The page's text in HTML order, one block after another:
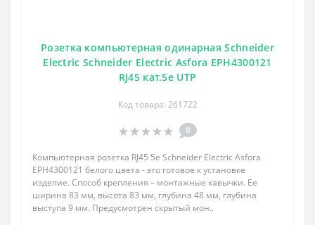
Розетка компьютерная одинарная Schneider
Electric Schneider Electric Asfora EPH4300121
RJ45 кат.5е UTP
Код товара: 261722
0
Компьютерная розетка RJ45 5e Schneider Electric Asfora
EPH4300121 белого цвета - это готовое к установке
изделие. Способ крепления – монтажные кавычки. Ее
ширина 83 мм, высота 83 мм, глубина 48 мм, глубина
выступа 9 мм. Предусмотрен скрытый мон..